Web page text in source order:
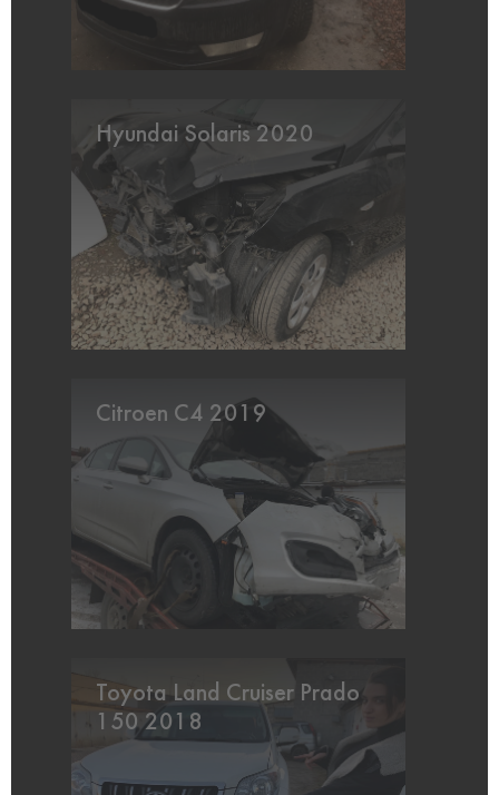
Hyundai Solaris 2020
Citroen C4 2019
Toyota Land Cruiser Prado
150 2018